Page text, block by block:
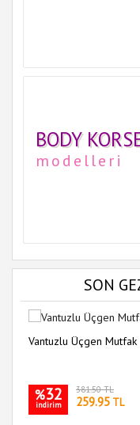
BODY
modelleri
SON
Vantuzlu Üçgen
%32
indirim
381.50 TL
259.95 TL